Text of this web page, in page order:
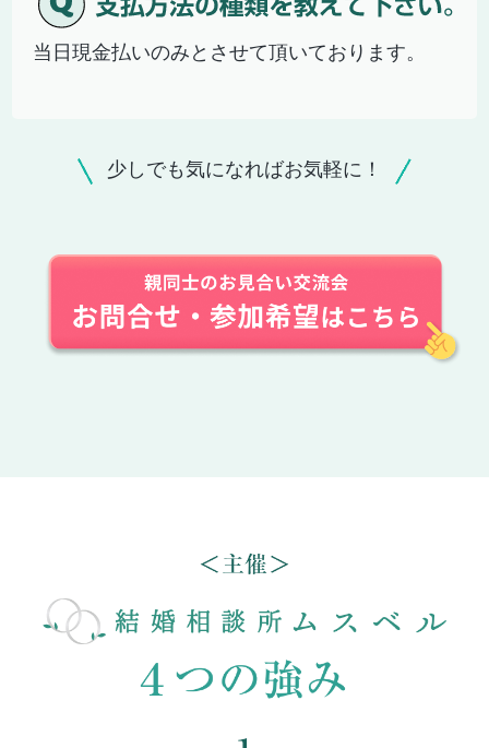
当日現金払いのみとさせて頂いております。
少しでも気になればお気軽に！